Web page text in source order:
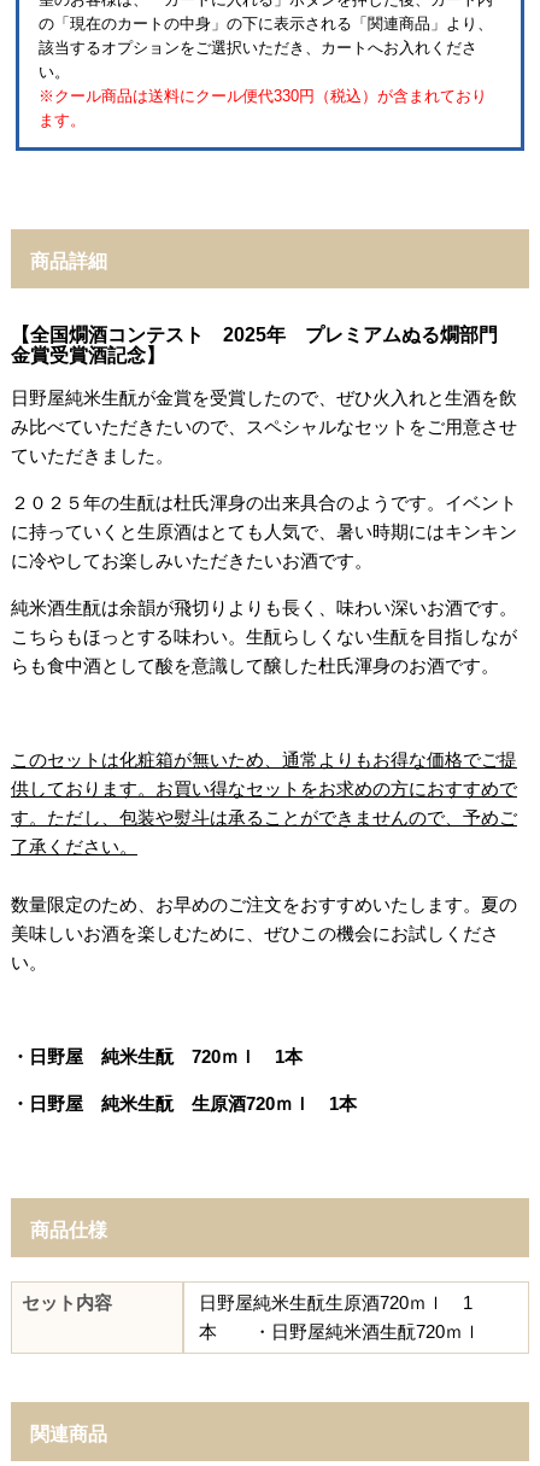
の「現在のカートの中身」の下に表示される「関連商品」より、
該当するオプションをご選択いただき、カートへお入れくださ
い。
※クール商品は送料にクール便代330円（税込）が含まれており
ます。
商品詳細
【全国燗酒コンテスト 2025年 プレミアムぬる燗部門
金賞受賞酒記念】
日野屋純米生酛が金賞を受賞したので、ぜひ火入れと生酒を飲
み比べていただきたいので、スペシャルなセットをご用意させ
ていただきました。
２０２５年の生酛は杜氏渾身の出来具合のようです。イベント
に持っていくと生原酒はとても人気で、暑い時期にはキンキン
に冷やしてお楽しみいただきたいお酒です。
純米酒生酛は余韻が飛切りよりも長く、味わい深いお酒です。
こちらもほっとする味わい。生酛らしくない生酛を目指しなが
らも食中酒として酸を意識して醸した杜氏渾身のお酒です。
このセットは化粧箱が無いため、通常よりもお得な価格でご提
供しております。お買い得なセットをお求めの方におすすめで
す。ただし、包装や熨斗は承ることができませんので、予めご
了承ください。
数量限定のため、お早めのご注文をおすすめいたします。夏の
美味しいお酒を楽しむために、ぜひこの機会にお試しくださ
い。
・日野屋 純米生酛720ｍｌ 1本
・ 日野屋 純米生酛 生原酒720ｍｌ 1本
商品仕様
セット内容
日野屋純米生酛生原酒720ｍｌ 1
本 ・日野屋純米酒生酛720ｍｌ
関連商品